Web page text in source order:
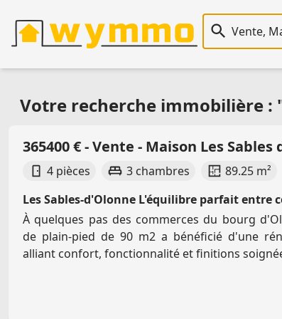
Recherche
Votre recherche immobilière :
365400 € - Vente - Maison Les Sables
4 pièces 3 chambres
89.25 m²
Les Sables-d'Olonne L'équilibre parfait entre
À quelques pas des commerces du bourg
de plain-pied de 90 m2 a bénéficié d'une
alliant confort, fonctionnalité et finitions